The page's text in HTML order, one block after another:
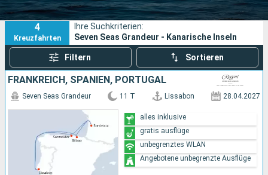
Häfen Reedereien
Suchen
4
Kreuzfahrten
Ihre Suchkriterien:
Seven Seas Grandeur - Kanarische Inseln
Filtern Sortieren
FRANKREICH, SPANIEN, PORTUGAL
Seven Seas Grandeur 11 T Lissabon 28.04.2027
alles inklusive
gratis ausflüge
unbegrenztes WLAN
Angebotene unbegrenzte Ausflüge